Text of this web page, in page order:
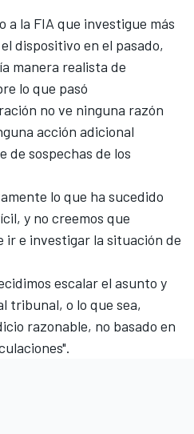
a la FIA que investigue más
dispositivo en el pasado,
manera realista de
lo que pasó
no ve ninguna razón
acción adicional
de sospechas de los
lo que ha sucedido
y no creemos que
ir e investigar la situación de
escalar el asunto y
tribunal, o lo que sea,
razonable, no basado en